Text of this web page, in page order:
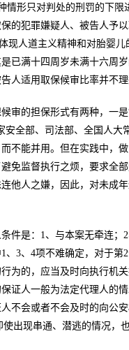
情形只对判处的刑罚的下
的犯罪嫌疑人、被告人予
现人道主义精神和对胎婴
已满十四周岁未满十六周
人适用取保候审比率并不理
审的担保形式有两种，一
全部、司法部、全国人大
不能并用。但在实践中，
免监督执行之烦，要求全
他人之嫌，因此，对未成
件是：1、与本案无牵连
3、4项不难确定，对于第
为的，应当及时向执行机
证人一般为法定代理人的
不会或者不会及时的向公
出现串通、潜逃的情况，